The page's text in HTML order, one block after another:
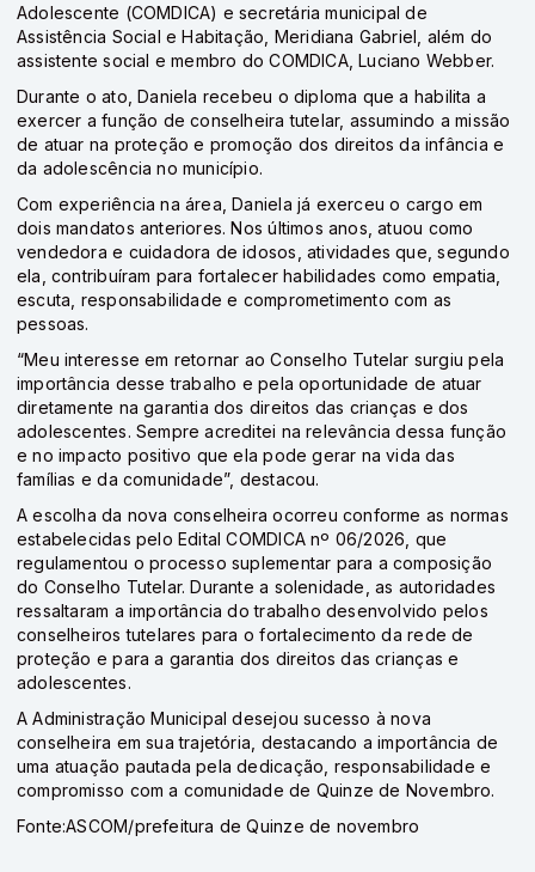
Adolescente (COMDICA) e secretária municipal de
Assistência Social e Habitação, Meridiana Gabriel, além do
assistente social e membro do COMDICA, Luciano Webber.
Durante o ato, Daniela recebeu o diploma que a habilita a
exercer a função de conselheira tutelar, assumindo a missão
de atuar na proteção e promoção dos direitos da infância e
da adolescência no município.
Com experiência na área, Daniela já exerceu o cargo em
dois mandatos anteriores. Nos últimos anos, atuou como
vendedora e cuidadora de idosos, atividades que, segundo
ela, contribuíram para fortalecer habilidades como empatia,
escuta, responsabilidade e comprometimento com as
pessoas.
“Meu interesse em retornar ao Conselho Tutelar surgiu pela
importância desse trabalho e pela oportunidade de atuar
diretamente na garantia dos direitos das crianças e dos
adolescentes. Sempre acreditei na relevância dessa função
e no impacto positivo que ela pode gerar na vida das
famílias e da comunidade”, destacou.
A escolha da nova conselheira ocorreu conforme as normas
estabelecidas pelo Edital COMDICA nº 06/2026, que
regulamentou o processo suplementar para a composição
do Conselho Tutelar. Durante a solenidade, as autoridades
ressaltaram a importância do trabalho desenvolvido pelos
conselheiros tutelares para o fortalecimento da rede de
proteção e para a garantia dos direitos das crianças e
adolescentes.
A Administração Municipal desejou sucesso à nova
conselheira em sua trajetória, destacando a importância de
uma atuação pautada pela dedicação, responsabilidade e
compromisso com a comunidade de Quinze de Novembro.
Fonte:ASCOM/prefeitura de Quinze de novembro